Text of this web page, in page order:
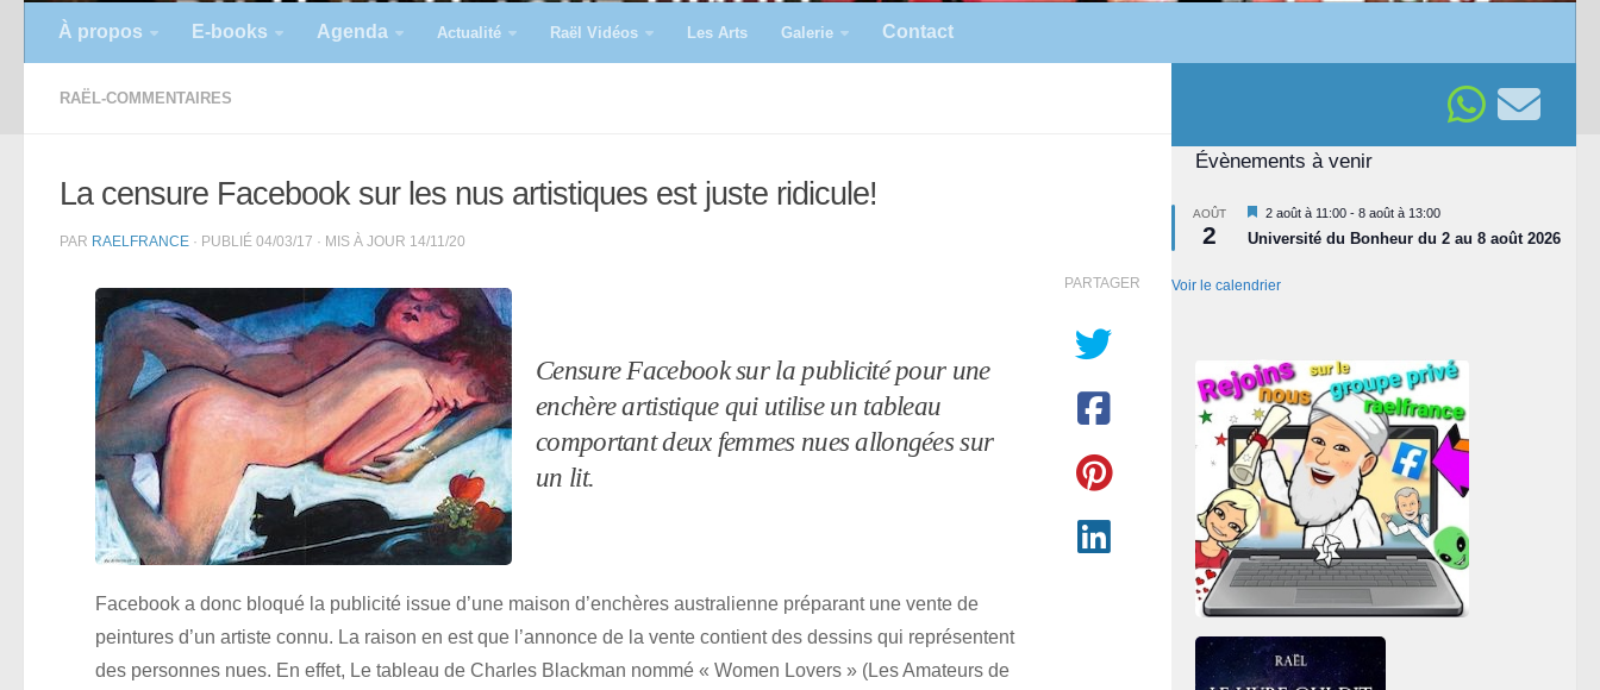
À propos E-books Agenda Actualité Raël Vidéos Les Arts Galerie Contact
RAËL-COMMENTAIRES
La censure Facebook sur les nus artistiques est juste ridicule!
PAR RAELFRANCE · PUBLIÉ 04/03/17 · MIS À JOUR 14/11/20
Censure Facebook sur la publicité pour une
enchère artistique qui utilise un tableau
comportant deux femmes nues allongées sur
un lit.
Facebook a donc bloqué la publicité issue d’une maison d’enchères australienne préparant une vente de
peintures d’un artiste connu. La raison en est que l’annonce de la vente contient des dessins qui représentent
des personnes nues. En effet, Le tableau de Charles Blackman nommé « Women Lovers » (Les Amateurs de
PARTAGER
Évènements à venir
AOÛT
2
Mis
en
avant
2 août à 11:00 - 8 août à 13:00
Université du Bonheur du 2 au 8 août 2026
Voir le calendrier